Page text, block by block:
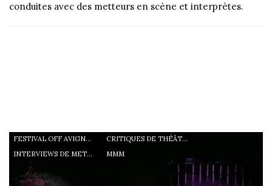
conduites avec des metteurs en scène et interprètes.
FESTIVAL OFF AVIGNON 22
CRITIQUES DE THÉÂTRE
INTERVIEWS DE METTEURS EN SCÈNE
MMM